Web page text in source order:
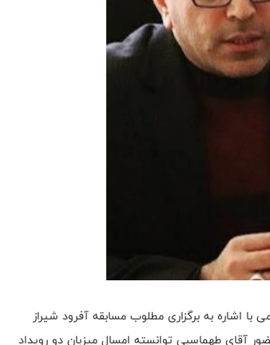
با اشاره به برگزاری مطلوب مسابقه آفرود شیراز
آقای طهماسبی توانسته امسال میزبان دو رویداد